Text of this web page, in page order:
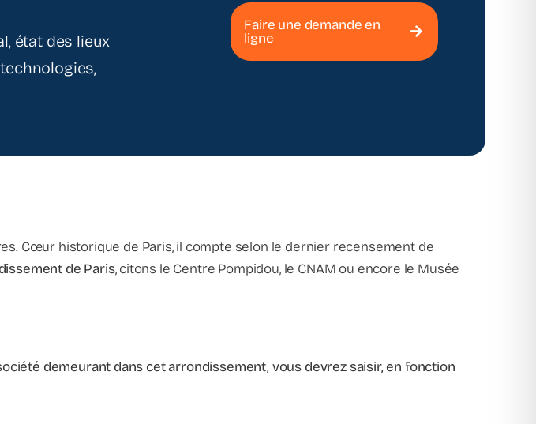
état des lieux
Faire une demande en
ligne
Cœur historique de Paris, il compte selon le dernier recensement de
de Paris, citons le Centre Pompidou, le CNAM ou encore le Musée
demeurant dans cet arrondissement, vous devrez saisir, en fonction